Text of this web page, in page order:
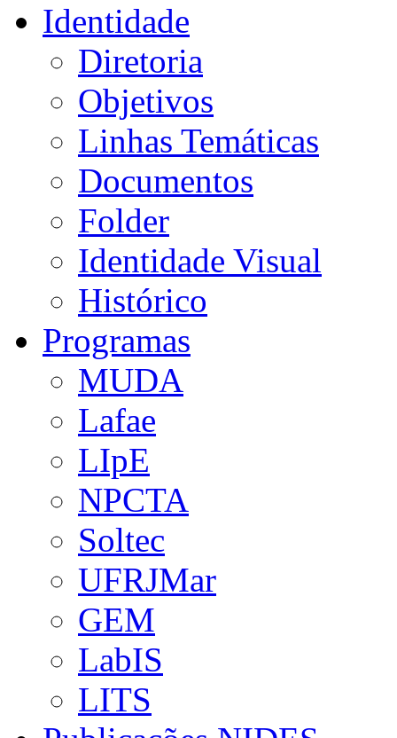
Identidade
Diretoria
Objetivos
Linhas Temáticas
Documentos
Folder
Identidade Visual
Histórico
Programas
MUDA
Lafae
LIpE
NPCTA
Soltec
UFRJMar
GEM
LabIS
LITS